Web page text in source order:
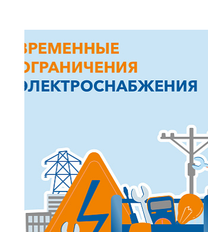
+7-800-700-24-57
Заказать обратный звонок
Частным клиентам